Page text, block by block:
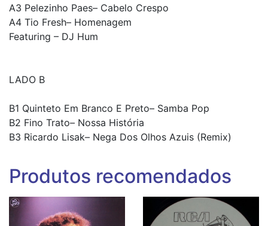
A3 Pelezinho Paes– Cabelo Crespo
A4 Tio Fresh– Homenagem
Featuring – DJ Hum
LADO B
B1 Quinteto Em Branco E Preto– Samba Pop
B2 Fino Trato– Nossa História
B3 Ricardo Lisak– Nega Dos Olhos Azuis (Remix)
Produtos recomendados